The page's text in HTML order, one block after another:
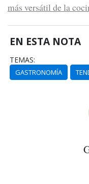
más versátil de la
EN ESTA NOTA
TEMAS:
GASTRONOMÍA